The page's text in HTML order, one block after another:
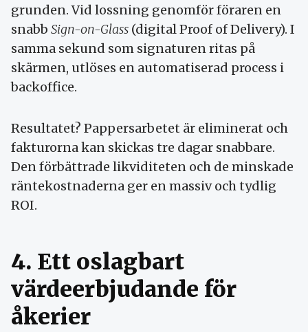
grunden. Vid lossning genomför föraren en
snabb Sign-on-Glass (digital Proof of Delivery). I
samma sekund som signaturen ritas på
skärmen, utlöses en automatiserad process i
backoffice.
Resultatet? Pappersarbetet är eliminerat och
fakturorna kan skickas tre dagar snabbare.
Den förbättrade likviditeten och de minskade
räntekostnaderna ger en massiv och tydlig
ROI.
4. Ett oslagbart
värdeerbjudande för
åkerier